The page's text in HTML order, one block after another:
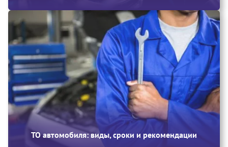
ТО автомобиля: виды, сроки и рекомендации